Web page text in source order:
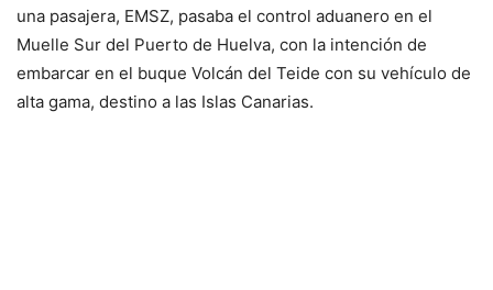
una pasajera, EMSZ, pasaba el control aduanero en el
Muelle Sur del Puerto de Huelva, con la intención de
embarcar en el buque Volcán del Teide con su vehículo de
alta gama, destino a las Islas Canarias.